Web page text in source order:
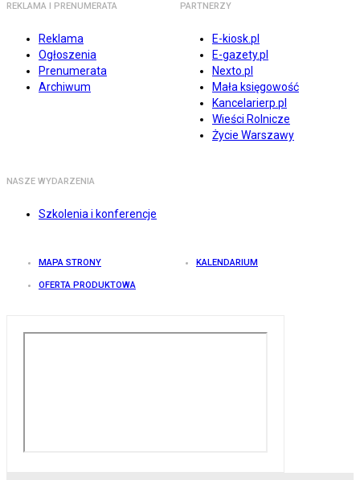
REKLAMA I PRENUMERATA
Reklama
Ogłoszenia
Prenumerata
Archiwum
PARTNERZY
E-kiosk.pl
E-gazety.pl
Nexto.pl
Mała księgowość
Kancelarierp.pl
Wieści Rolnicze
Życie Warszawy
NASZE WYDARZENIA
Szkolenia i konferencje
MAPA STRONY KALENDARIUM
OFERTA PRODUKTOWA